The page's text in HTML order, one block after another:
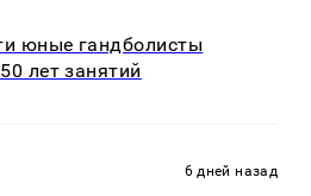
юные гандболисты
лет занятий
6 дней назад